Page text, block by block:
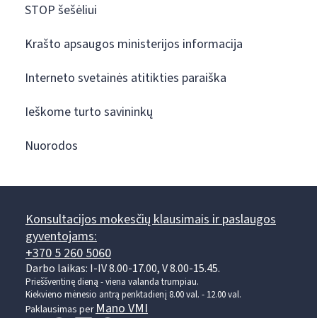
STOP šešėliui
Krašto apsaugos ministerijos informacija
Interneto svetainės atitikties paraiška
Ieškome turto savininkų
Nuorodos
Konsultacijos mokesčių klausimais ir paslaugos
gyventojams:
+370 5 260 5060
Darbo laikas: I-IV 8.00-17.00, V 8.00-15.45.
Prieššventinę dieną - viena valanda trumpiau.
Kiekvieno mėnesio antrą penktadienį 8.00 val. - 12.00 val.
Paklausimas per Mano VMI